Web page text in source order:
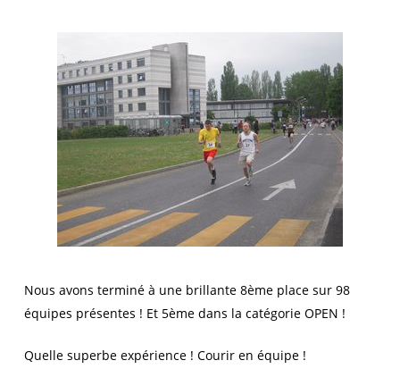
Nous avons terminé à une brillante 8ème place sur 98
équipes présentes ! Et 5ème dans la catégorie OPEN !
Quelle superbe expérience ! Courir en équipe !